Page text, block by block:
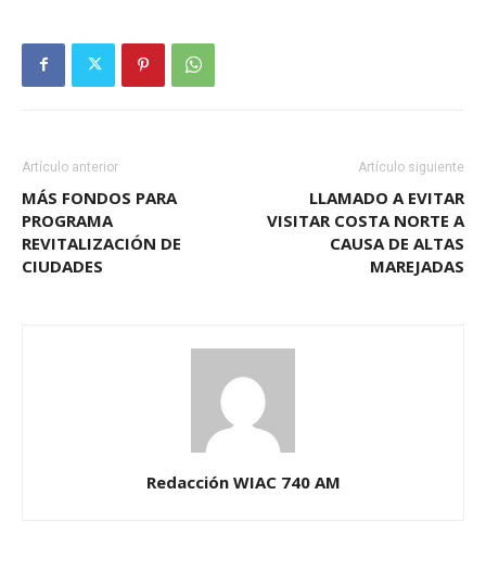
Artículo anterior
MÁS FONDOS PARA
PROGRAMA
REVITALIZACIÓN DE
CIUDADES
Artículo siguiente
LLAMADO A EVITAR
VISITAR COSTA NORTE A
CAUSA DE ALTAS
MAREJADAS
Redacción WIAC 740 AM